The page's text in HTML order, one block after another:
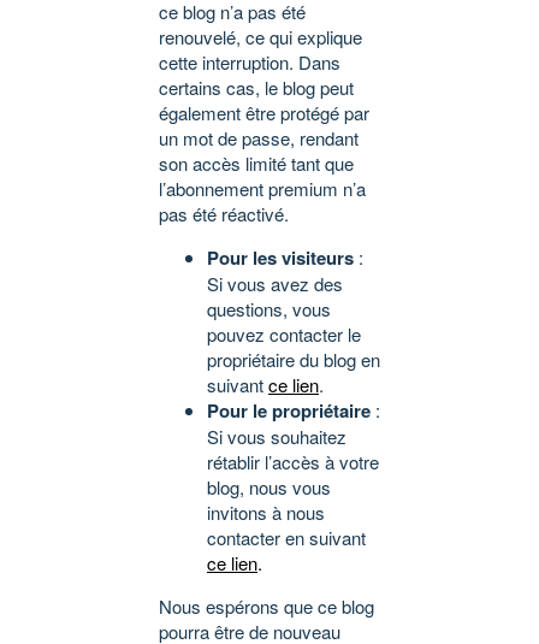
ce blog n’a pas été
renouvelé, ce qui explique
cette interruption. Dans
certains cas, le blog peut
également être protégé par
un mot de passe, rendant
son accès limité tant que
l’abonnement premium n’a
pas été réactivé.
Pour les visiteurs :
Si vous avez des
questions, vous
pouvez contacter le
propriétaire du blog en
suivantce lien.
Pour le propriétaire :
Si vous souhaitez
rétablir l’accès à votre
blog, nous vous
invitons à nous
contacter en suivant
ce lien.
Nous espérons que ce blog
pourra être de nouveau